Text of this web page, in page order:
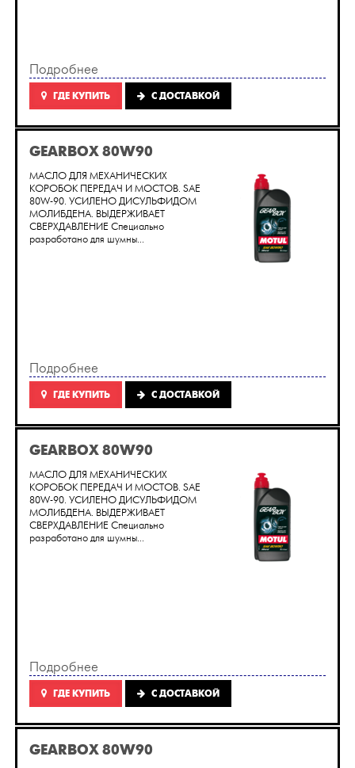
Подробнее
ГДЕ КУПИТЬ C ДОСТАВКОЙ
GEARBOX 80W90
МАСЛО ДЛЯ МЕХАНИЧЕСКИХ
КОРОБОК ПЕРЕДАЧ И МОСТОВ. SAE
80W-90. УСИЛЕНО ДИСУЛЬФИДОМ
МОЛИБДЕНА. ВЫДЕРЖИВАЕТ
СВЕРХДАВЛЕНИЕ Специально
разработано для шумны...
Подробнее
ГДЕ КУПИТЬ C ДОСТАВКОЙ
GEARBOX 80W90
МАСЛО ДЛЯ МЕХАНИЧЕСКИХ
КОРОБОК ПЕРЕДАЧ И МОСТОВ. SAE
80W-90. УСИЛЕНО ДИСУЛЬФИДОМ
МОЛИБДЕНА. ВЫДЕРЖИВАЕТ
СВЕРХДАВЛЕНИЕ Специально
разработано для шумны...
Подробнее
ГДЕ КУПИТЬ C ДОСТАВКОЙ
GEARBOX 80W90